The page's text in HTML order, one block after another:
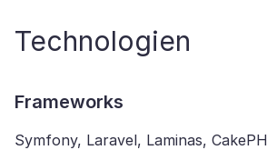
Technologien
Frameworks
Symfony, Laravel, Laminas,